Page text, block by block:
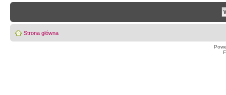
Strona główna